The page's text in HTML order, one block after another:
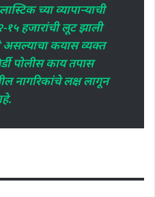
च्या व्यापाऱ्याची
१५ हजारांची लूट झाली
असल्याचा कयास व्यक्त
पोलीस काय तपास
नागरिकांचे लक्ष लागून